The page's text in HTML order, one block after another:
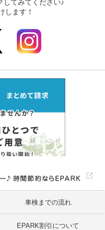
車検までの流れ
EPARK割引について